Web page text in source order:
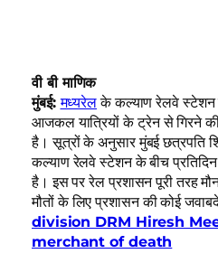
वी बी माणिक
मुंबई:मध्यरेलके कल्याण रेलवे स्टेशन
आजकल यात्रियों के ट्रेन से गिरने की
है। सूत्रों के अनुसार मुंबई छत्रपति
कल्याण रेलवे स्टेशन के बीच प्रतिदिन
है। इस पर रेल प्रशासन पूरी तरह
मौतों के लिए प्रशासन की कोई
division DRM Hiresh
merchant of death